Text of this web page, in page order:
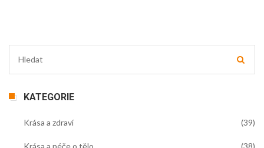
KATEGORIE
Krása a zdraví (39)
Krása a péče o tělo (38)